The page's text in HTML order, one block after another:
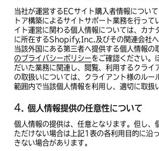
当社が運営するECサイト購入者情報につい
トア構築によるサイトサポート業務を行っ
イト運営に関わる個人情報については、カナ
に所在するShopify,Inc.及びその関連会社へ
当該外国にある第三者へ提供する個人情報の
のプライバシーポリシーをご確認ください。
だいた業務に関連し、閲覧、利用するクライ
の取扱いについては、クライアント様のルー
範囲内で当該個人情報を利用し、適切に取扱
個人情報提供の任意性について
個人情報の提供は、任意となります。但し、
ただけない場合は上記1表の各利用目的に沿
きない場合があります。